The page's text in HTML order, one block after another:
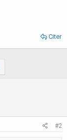
Citer
#2